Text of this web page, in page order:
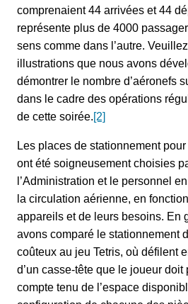
comprenaient 44 arrivées et 44
représente plus de 4000
sens comme dans l’autre.
illustrations que nous avons
démontrer le nombre d’aéronefs
dans le cadre des opérations
de cette soirée.[2]
Les places de stationnement
ont été soigneusement choisies
l’Administration et le personnel
la circulation aérienne, en
appareils et de leurs besoins. En
avons comparé le stationnement
coûteux au jeu Tetris, où défilent
d’un casse-tête que le joueur
compte tenu de l’espace